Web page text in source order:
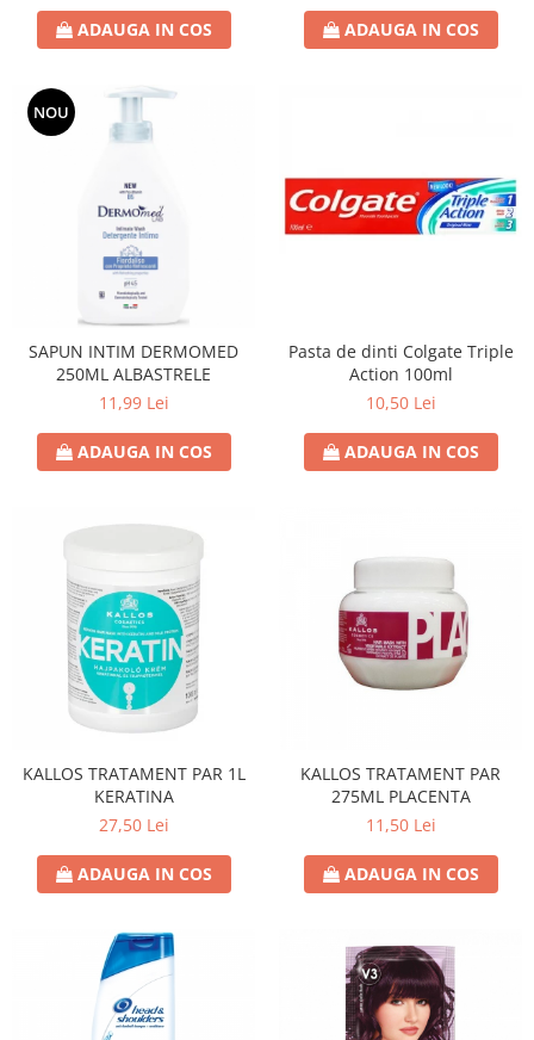
Gel de Ras
Spuma de Ras
Produse de Ten
Demachiant
Birotica & Papetarie
Adezivi & Benzi adezive
Articole & Accesorii Birou
Becuri & Baterii
Lumanari & Candele
Set Cadou
ADAUGA IN COS ADAUGA IN COS
NOU
SAPUN INTIM DERMOMED
250ML ALBASTRELE
11,99 Lei
ADAUGA IN COS
Pasta de dinti Colgate Triple
Action 100ml
10,50 Lei
ADAUGA IN COS
KALLOS TRATAMENT PAR 1L
KERATINA
27,50 Lei
ADAUGA IN COS
KALLOS TRATAMENT PAR
275ML PLACENTA
11,50 Lei
ADAUGA IN COS